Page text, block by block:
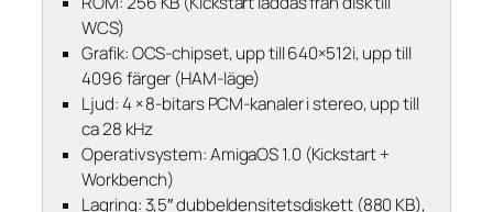
WCS)
Grafik: OCS-chipset, upp till 640×512i, upp till
4096 färger (HAM-läge)
Ljud: 4 × 8-bitars PCM-kanaler i stereo, upp till
ca 28 kHz
Operativsystem: AmigaOS 1.0 (Kickstart +
Workbench)
Lagring: 3,5″ dubbeldensitetsdiskett (880 KB),